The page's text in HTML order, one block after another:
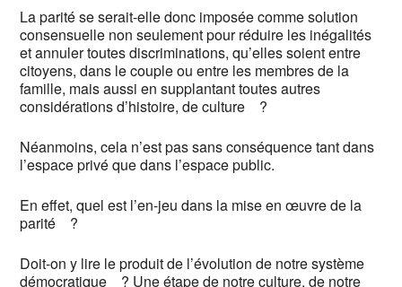
La parité se serait-elle donc imposée comme solution
consensuelle non seulement pour réduire les inégalités
et annuler toutes discriminations, qu’elles soient entre
citoyens, dans le couple ou entre les membres de la
famille, mais aussi en supplantant toutes autres
considérations d’histoire, de culture ?
Néanmoins, cela n’est pas sans conséquence tant dans
l’espace privé que dans l’espace public.
En effet, quel est l’en-jeu dans la mise en œuvre de la
parité ?
Doit-on y lire le produit de l’évolution de notre système
démocratique ? Une étape de notre culture, de notre